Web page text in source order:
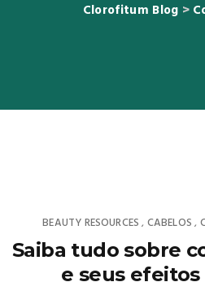
Clorofitum Blog >
BEAUTY RESOURCES , CABELOS ,
Saiba tudo sobre
e seus